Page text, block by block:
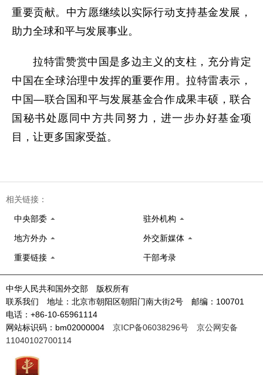
重要贡献。中方愿继续以实际行动支持基金发展，
助力全球和平与发展事业。
拉特雷赞赏中国是多边主义的支柱，充分肯定
中国在全球治理中发挥的重要作用。拉特雷表示，
中国—联合国和平与发展基金合作成果丰硕，联合
国秘书处愿同中方共同努力，进一步办好基金项
目，让更多国家受益。
相关链接：
中央部委 驻外机构
地方外办 外交新媒体
重要链接 干部考录
中华人民共和国外交部 版权所有
联系我们 地址：北京市朝阳区朝阳门南大街2号 邮编：100701
电话：+86-10-65961114
网站标识码：bm02000004 京ICP备06038296号
京公网安备
11040102700114